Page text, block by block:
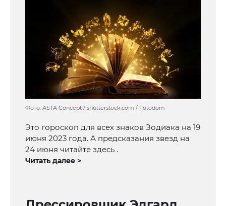
Фото: ASTA Concept / shutterstock.com / Fotodom
Это гороскоп для всех знаков Зодиака на 19
июня 2023 года. А предсказания звезд на
24 июня читайте здесь .
Читать далее >